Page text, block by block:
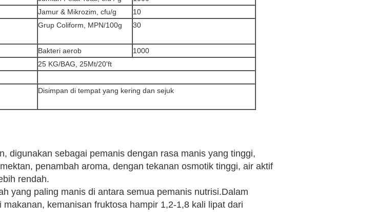
Jamur & Mikrozim, cfu/g
10
Grup Coliform, MPN/100g
30
Bakteri aerob
1000
25 KG/BAG, 25Mt/20'ft
Disimpan di tempat yang kering dan sejuk
digunakan sebagai pemanis dengan rasa manis yang tinggi,
penambah aroma, dengan tekanan osmotik tinggi, air aktif
rendah.
yang paling manis di antara semua pemanis nutrisi.Dalam
kemanisan fruktosa hampir 1,2-1,8 kali lipat dari